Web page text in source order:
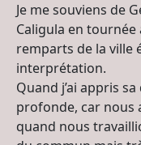
Je me souviens de
Caligula en tournée
remparts de la ville
interprétation.
Quand j’ai appris
profonde, car nous
quand nous